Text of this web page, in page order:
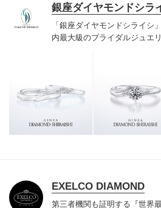
銀座ダイヤモンドシラ
「銀座ダイヤモンドシライシ
内最大級のブライダルジュエ
では国内最大級の700種類以
揃え、ふたりの「似合う」と
足の選択ができる指輪をご提
様にご満足いただけている、
のクオリティや購入後のアフ
頭でお確かめください。
EXELCO DIAMOND
第三者機関も証明する『世界